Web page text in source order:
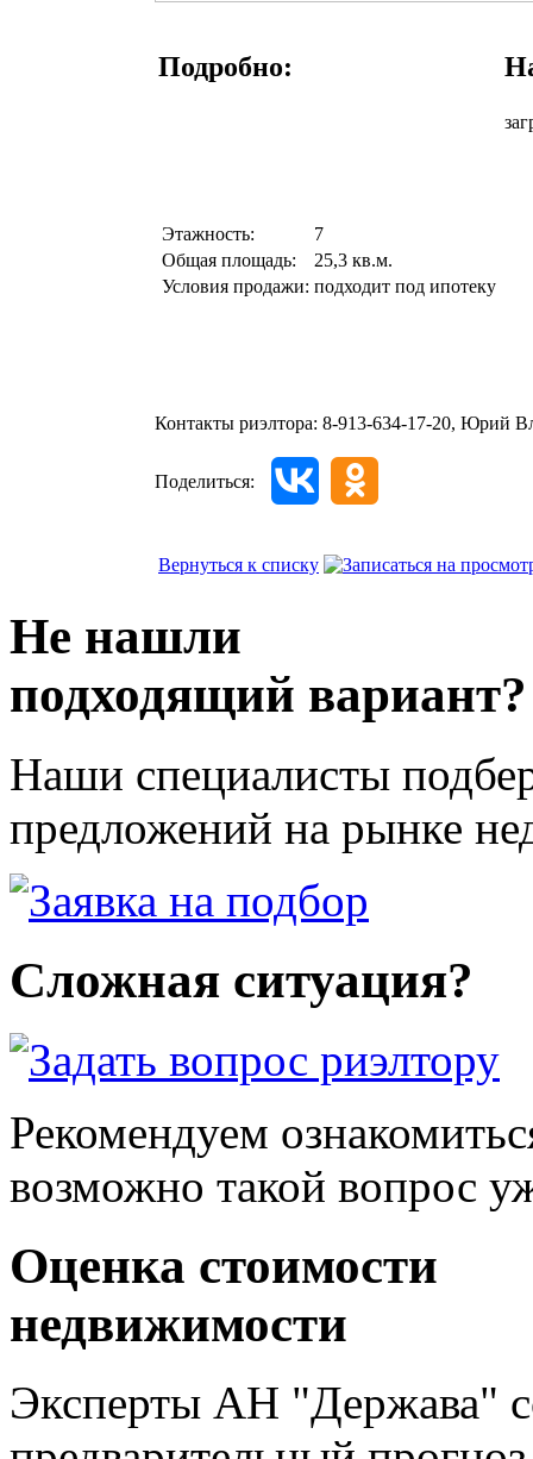
Подробно:
Этажность:
7
Общая площадь:
25,3 кв.м.
Условия продажи: подходит под ипотеку
Контакты риэлтора: 8-913-634-17-20, Юрий
Поделиться:
Вернуться к списку
Не нашли
подходящий вариант?
Наши специалисты
предложений на рынке
Сложная ситуация?
Рекомендуем
возможно такой вопрос
Оценка стоимости
недвижимости
Эксперты АН "Держава"